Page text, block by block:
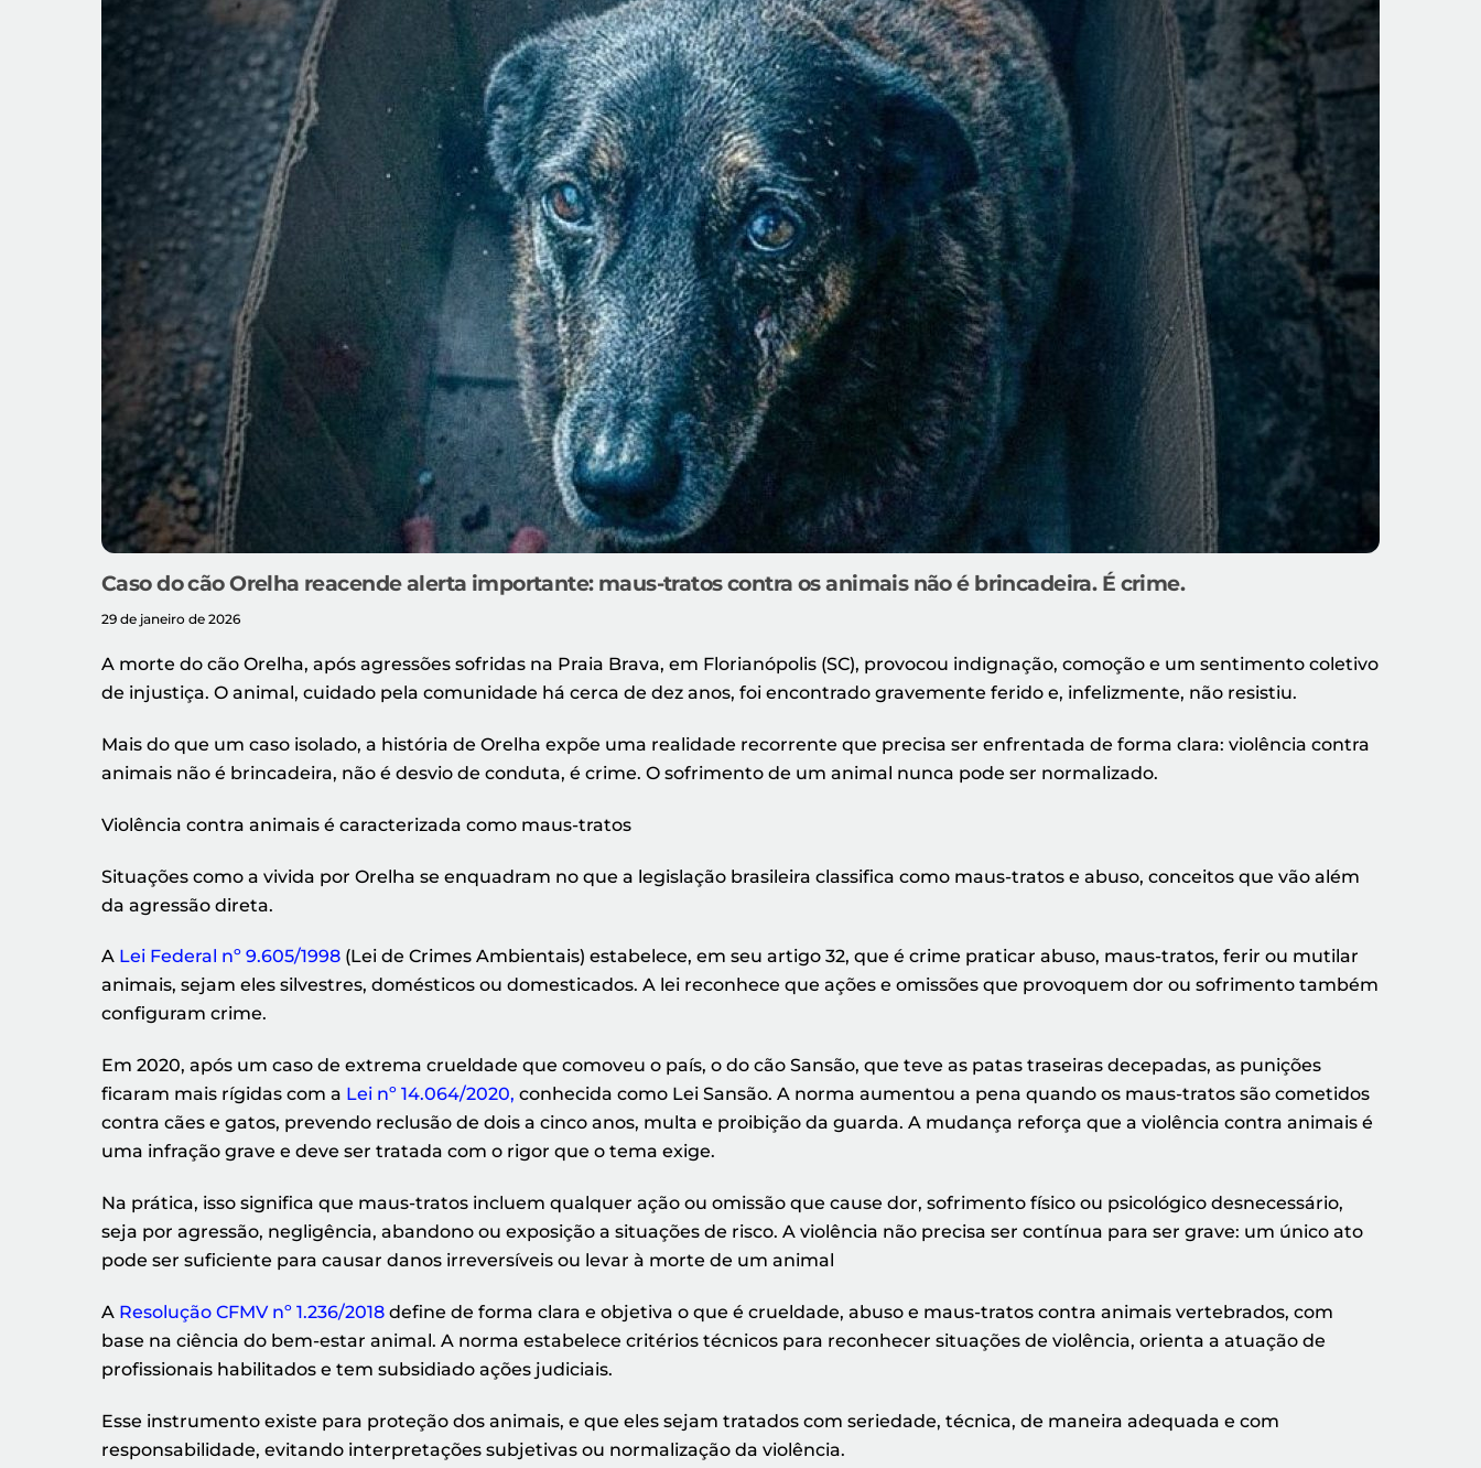
Caso do cão Orelha reacende alerta importante: maus-tratos contra os animais não é brincadeira. É crime.
29 de janeiro de 2026
A morte do cão Orelha, após agressões sofridas na Praia Brava, em Florianópolis (SC), provocou indignação, comoção e um sentimento coletivo
de injustiça. O animal, cuidado pela comunidade há cerca de dez anos, foi encontrado gravemente ferido e, infelizmente, não resistiu.
Mais do que um caso isolado, a história de Orelha expõe uma realidade recorrente que precisa ser enfrentada de forma clara: violência contra
animais não é brincadeira, não é desvio de conduta, é crime. O sofrimento de um animal nunca pode ser normalizado.
Violência contra animais é caracterizada como maus-tratos
Situações como a vivida por Orelha se enquadram no que a legislação brasileira classifica como maus-tratos e abuso, conceitos que vão além
da agressão direta.
A Lei Federal nº 9.605/1998 (Lei de Crimes Ambientais) estabelece, em seu artigo 32, que é crime praticar abuso, maus-tratos, ferir ou mutilar
animais, sejam eles silvestres, domésticos ou domesticados. A lei reconhece que ações e omissões que provoquem dor ou sofrimento também
configuram crime.
Em 2020, após um caso de extrema crueldade que comoveu o país, o do cão Sansão, que teve as patas traseiras decepadas, as punições
ficaram mais rígidas com a Lei nº 14.064/2020, conhecida como Lei Sansão. A norma aumentou a pena quando os maus-tratos são cometidos
contra cães e gatos, prevendo reclusão de dois a cinco anos, multa e proibição da guarda. A mudança reforça que a violência contra animais é
uma infração grave e deve ser tratada com o rigor que o tema exige.
Na prática, isso significa que maus-tratos incluem qualquer ação ou omissão que cause dor, sofrimento físico ou psicológico desnecessário,
seja por agressão, negligência, abandono ou exposição a situações de risco. A violência não precisa ser contínua para ser grave: um único ato
pode ser suficiente para causar danos irreversíveis ou levar à morte de um animal
A Resolução CFMV nº 1.236/2018 define de forma clara e objetiva o que é crueldade, abuso e maus-tratos contra animais vertebrados, com
base na ciência do bem-estar animal. A norma estabelece critérios técnicos para reconhecer situações de violência, orienta a atuação de
profissionais habilitados e tem subsidiado ações judiciais.
Esse instrumento existe para proteção dos animais, e que eles sejam tratados com seriedade, técnica, de maneira adequada e com
responsabilidade, evitando interpretações subjetivas ou normalização da violência.